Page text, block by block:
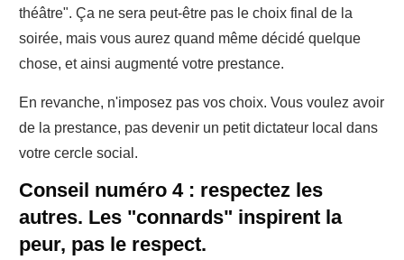
théâtre". Ça ne sera peut-être pas le choix final de la
soirée, mais vous aurez quand même décidé quelque
chose, et ainsi augmenté votre prestance.
En revanche, n'imposez pas vos choix. Vous voulez avoir
de la prestance, pas devenir un petit dictateur local dans
votre cercle social.
Conseil numéro 4 : respectez les
autres. Les "connards" inspirent la
peur, pas le respect.